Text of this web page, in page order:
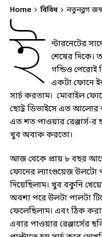
Home বিবিধ নতুনব্লগ
ই
ন্টারনেটের
শেষের দিকে।
গন্ডিও পেরোই
একটা ফোনে
সার্চ করতাম। মোবাইল
ছোট্ট ডিভাইসে এত আলোর
এত শত পাওয়ার রেঞ্জার্স-
খুব অবাক করতো।
আজ থেকে প্রায় ৮ বছর
ফোনের ল্যাংগুয়েজ উলটো
দিয়েছিলাম। খুব বকুনি
অবশ্য পরে উলটা পালটা
ফেলেছিলাম। এবং ঠিক
এবার পাওয়ার রেঞ্জার্সের